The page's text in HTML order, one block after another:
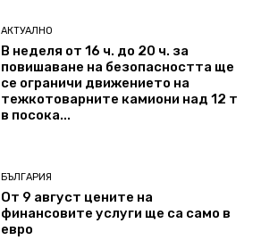
АКТУАЛНО
В неделя от 16 ч. до 20 ч. за
повишаване на безопасността ще
се ограничи движението на
тежкотоварните камиони над 12 т
в посока...
БЪЛГАРИЯ
От 9 август цените на
финансовите услуги ще са само в
евро